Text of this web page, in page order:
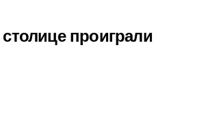
проиграли